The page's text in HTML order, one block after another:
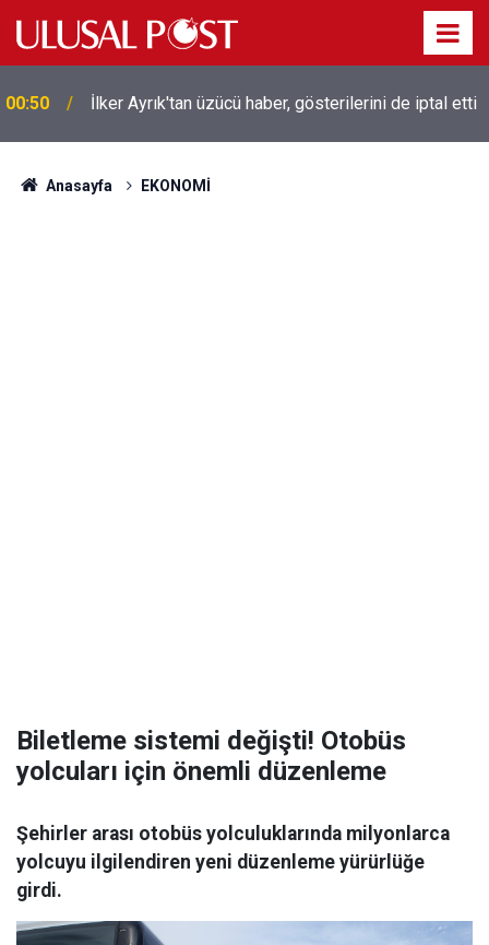
00:50 İlker Ayrık'tan üzücü haber, gösterilerini de iptal etti
00:39
Liverpool efsanesi Mısırlı yıldız Mohamed Salah
Trabzonspor ile anlaştı! Yarın geliyor
Anasayfa EKONOMİ
Biletleme sistemi değişti! Otobüs
yolcuları için önemli düzenleme
Şehirler arası otobüs yolculuklarında milyonlarca
yolcuyu ilgilendiren yeni düzenleme yürürlüğe
girdi.